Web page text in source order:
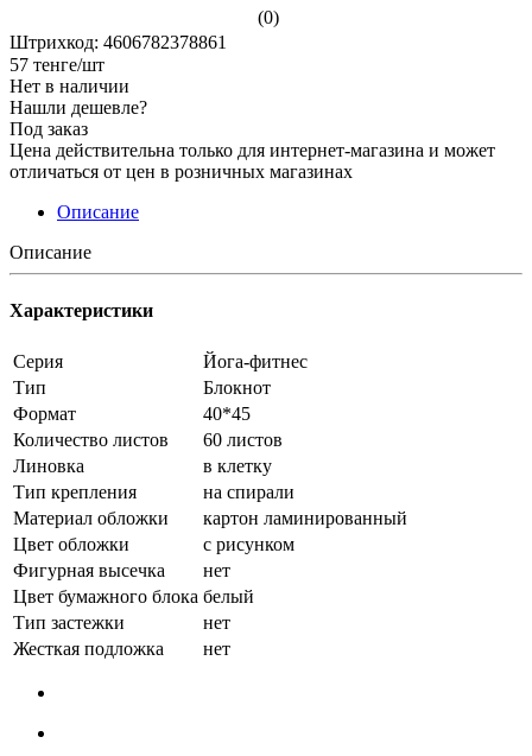
(0)
Штрихкод: 4606782378861
57 тенге/шт
Нет в наличии
Нашли дешевле?
Под заказ
Цена действительна только для интернет-магазина и может
отличаться от цен в розничных магазинах
Описание
Описание
Характеристики
Серия
Йога-фитнес
Тип
Блокнот
Формат
40*45
Количество листов
60 листов
Линовка
в клетку
Тип крепления
на спирали
Материал обложки
картон ламинированный
Цвет обложки
с рисунком
Фигурная высечка
нет
Цвет бумажного блока белый
Тип застежки
нет
Жесткая подложка
нет